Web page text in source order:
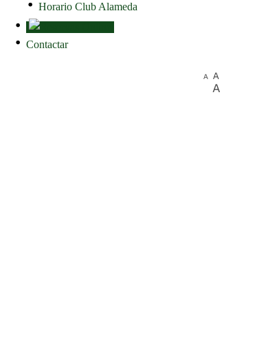
Horario Club Alameda
Contactar